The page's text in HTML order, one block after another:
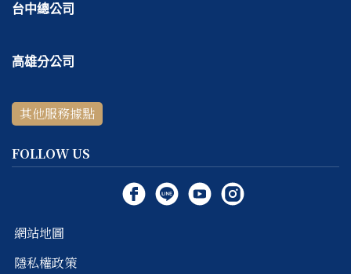
台中總公司
客服專線：
～ 日公休
高雄分公司
客服專線：07-531-5999
線上＆電話客服時間：
其他服務據點
FOLLOW US
網站地圖
隱私權政策